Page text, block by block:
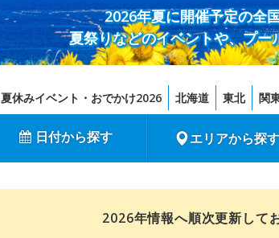
2026年夏に開催予定の全
夏祭りなどのイベントや、プ
夏休みイベント・おでかけ2026 北海道 東北 関
日付から探す エリアから探す
2026年情報へ順次更新して